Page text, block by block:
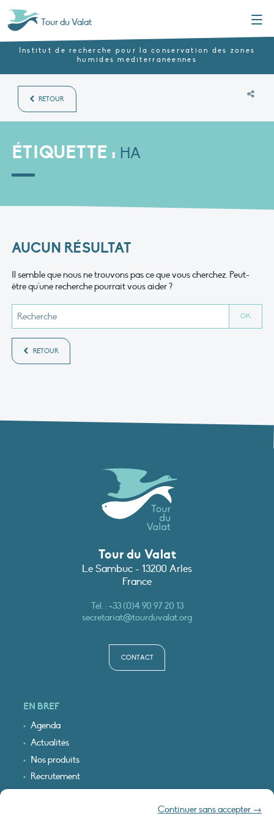
Continuer sans accepter →
Tour du Valat
Institut de recherche pour la conservation des zones
humides méditerranéennes
RETOUR
ÉTIQUETTE : HA
AUCUN RÉSULTAT
Il semble que nous ne trouvons pas ce que vous cherchez. Peut-
être qu'une recherche pourrait vous aider ?
RETOUR
Tour du Valat
Le Sambuc - 13200 Arles
France
Tél. :+33 (0)4 90 97 20 13
secretariat@tourduvalat.org
CONTACT
EN BREF
Agenda
Actualités
Nos produits
Recrutement